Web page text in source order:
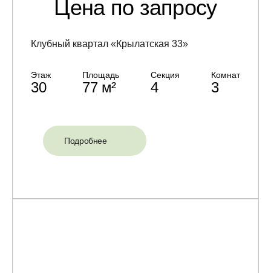
Цена по запросу
Клубный квартал «Крылатская 33»
Этаж
30
Площадь
77 м²
Секция
4
Комнат
3
Подробнее